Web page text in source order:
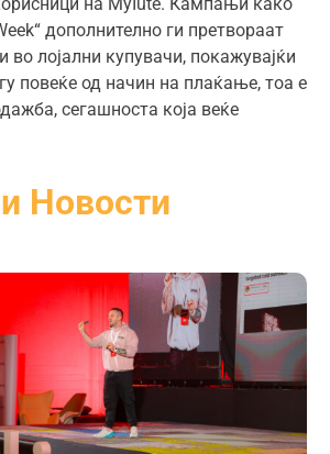
дополнително ги претвораат
во лојални купувачи, покажувајќи
повеќе од начин на плаќање, тоа е
сегашноста која веќе
Новости